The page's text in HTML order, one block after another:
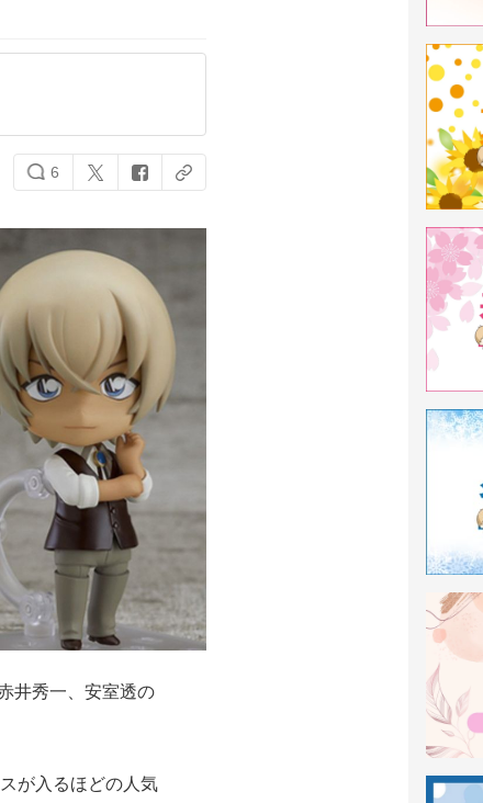
6
井秀一、安室透の
が入るほどの人気